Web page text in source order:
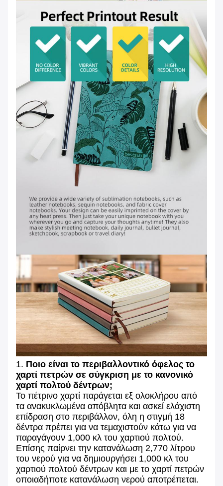
1. Ποιο είναι το περιβαλλοντικό όφελος το
χαρτί πετρών σε σύγκριση με το κανονικό
χαρτί πολτού δέντρων;
Το πέτρινο χαρτί παράγεται εξ ολοκλήρου από
τα ανακυκλωμένα απόβλητα και ασκεί ελάχιστη
επίδραση στο περιβάλλον, όλη η στιγμή 18
δέντρα πρέπει για να τεμαχιστούν κάτω για να
παραγάγουν 1,000 κλ του χαρτιού πολτού.
Επίσης παίρνει την κατανάλωση 2,770 λίτρου
του νερού για να δημιουργήσει 1,000 κλ του
χαρτιού πολτού δέντρων και με το χαρτί πετρών
οποιαδήποτε κατανάλωση νερού αποτρέπεται.